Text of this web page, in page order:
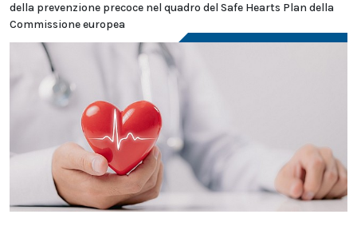
della prevenzione precoce nel quadro del Safe Hearts Plan della
Commissione europea